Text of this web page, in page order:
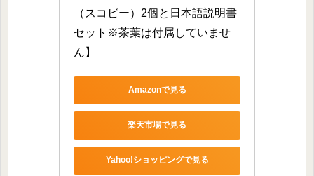
（スコビー）2個と日本語説明書
セット※茶葉は付属していませ
ん】
Amazonで見る
楽天市場で見る
Yahoo!ショッピングで見る